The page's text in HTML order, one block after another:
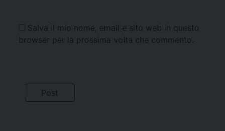
Salva il mio nome, email e sito web in questo
browser per la prossima volta che commento.